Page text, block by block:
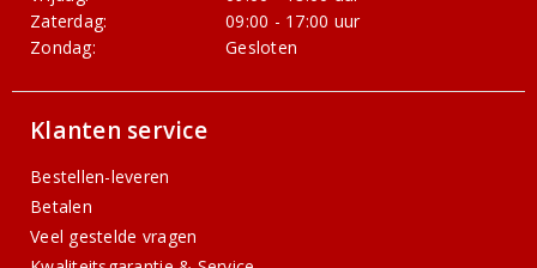
Zaterdag:
09:00 - 17:00 uur
Zondag:
Gesloten
Klanten service
Bestellen-leveren
Betalen
Veel gestelde vragen